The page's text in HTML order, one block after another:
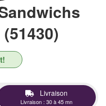
Livraison
Livraison : 30 à 45 mn